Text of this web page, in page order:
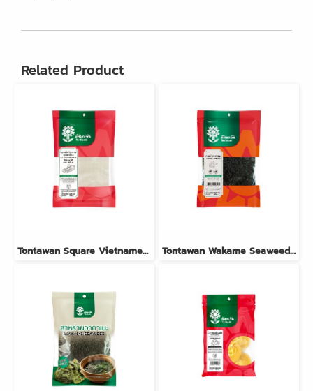
Related Product
Tontawan Square Vietnamese Rice Paper 10x10cm 100g Tontawan Wakame Seaweed 100g